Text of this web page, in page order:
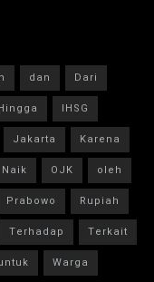
dan
Dari
IHSG
Jakarta
Karena
Naik OJK
oleh
Prabowo
Rupiah
Terhadap
Terkait
Warga